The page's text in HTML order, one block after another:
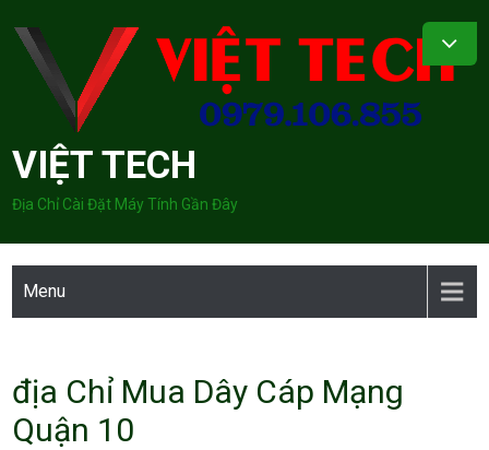
content
VIỆT TECH
Địa Chỉ Cài Đặt Máy Tính Gần Đây
Menu
địa Chỉ Mua Dây Cáp Mạng
Quận 10